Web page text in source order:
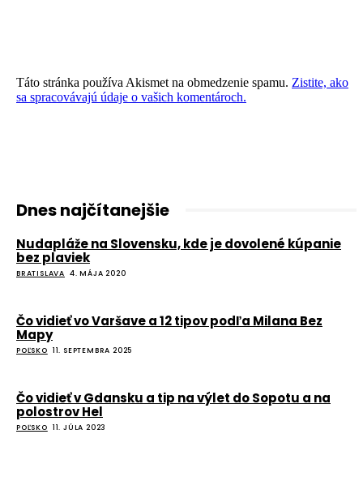
Táto stránka používa Akismet na obmedzenie spamu. Zistite, ako
sa spracovávajú údaje o vašich komentároch.
Dnes najčítanejšie
Nudapláže na Slovensku, kde je dovolené kúpanie
bez plaviek
BRATISLAVA 4. MÁJA 2020
Čo vidieť vo Varšave a 12 tipov podľa Milana Bez
Mapy
POĽSKO 11. SEPTEMBRA 2025
Čo vidieť v Gdansku a tip na výlet do Sopotu a na
polostrov Hel
POĽSKO 11. JÚLA 2023